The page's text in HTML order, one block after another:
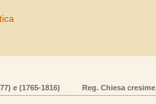
e (1765-1816) Reg. Chiesa cresime